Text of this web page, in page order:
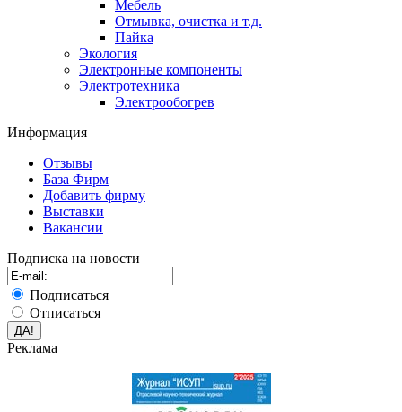
Мебель
Отмывка, очистка и т.д.
Пайка
Экология
Электронные компоненты
Электротехника
Электрообогрев
Информация
Отзывы
База Фирм
Добавить фирму
Выставки
Вакансии
Подписка на новости
Подписаться
Отписаться
Реклама